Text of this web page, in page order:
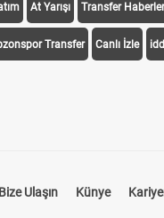
At Yarışı Transfer
Transfer Canlı İzle
Bize Ulaşın Künye